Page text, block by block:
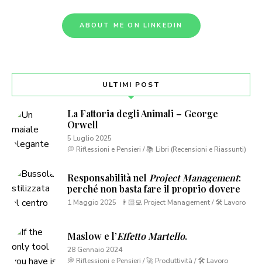
ABOUT ME ON LINKEDIN
ULTIMI POST
La Fattoria degli Animali – George
Orwell
5 Luglio 2025
💭 Riflessioni e Pensieri / 📚 Libri (Recensioni e Riassunti)
Responsabilità nel Project Management:
perché non basta fare il proprio dovere
1 Maggio 2025 👨🏻‍💻 Project Management / 🛠 Lavoro
Maslow e l’Effetto Martello.
28 Gennaio 2024
💭 Riflessioni e Pensieri / 🚀 Produttività / 🛠 Lavoro